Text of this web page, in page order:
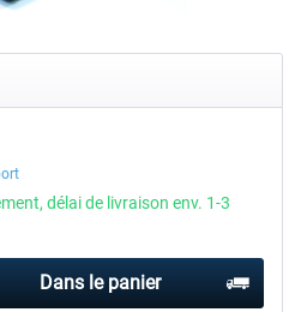
Module
délai de livraison env. 1-3
Dans le panier